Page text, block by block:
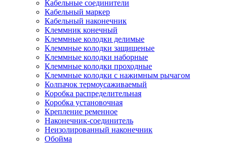
Кабельные соединители
Кабельный маркер
Кабельный наконечник
Клеммник конечный
Клеммные колодки делимые
Клеммные колодки защищеные
Клеммные колодки наборные
Клеммные колодки проходные
Клеммные колодки с нажимным рычагом
Колпачок термоусаживаемый
Коробка распределительная
Коробка установочная
Крепление ременное
Наконечник-соединитель
Неизолированный наконечник
Обойма